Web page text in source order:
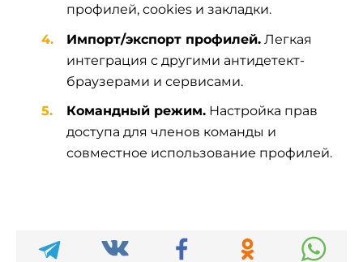
профилей, cookies и закладки.
Импорт/экспорт профилей. Легкая
интеграция с другими антидетект-
браузерами и сервисами.
Командный режим. Настройка прав
доступа для членов команды и
совместное использование профилей.